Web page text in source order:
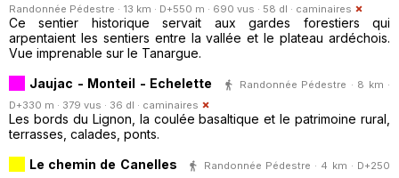
Randonnée Pédestre · 13 km · D+550 m · 690 vus · 58 dl · caminaires
Ce sentier historique servait aux gardes forestiers qui
arpentaient les sentiers entre la vallée et le plateau ardéchois.
Vue imprenable sur le Tanargue.
Jaujac - Monteil - Echelette
Randonnée Pédestre · 8 km ·
D+330 m · 379 vus · 36 dl · caminaires
Les bords du Lignon, la coulée basaltique et le patrimoine rural,
terrasses, calades, ponts.
Le chemin de Canelles
Randonnée Pédestre · 4 km · D+250